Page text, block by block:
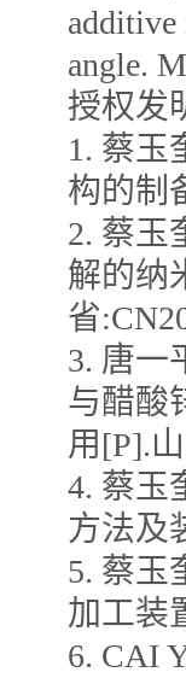
additive
angle.
授权发
1. 蔡玉
构的制
2. 蔡玉
解的纳
省
3. 唐一
与醋酸
用[P].
4. 蔡玉
方法及
5. 蔡玉
加工装
6. CAI